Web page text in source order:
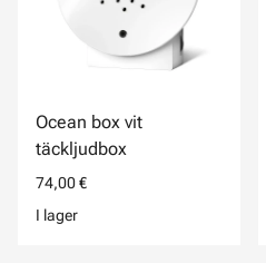
Ocean box vit
täckljudbox
74,00 €
I lager